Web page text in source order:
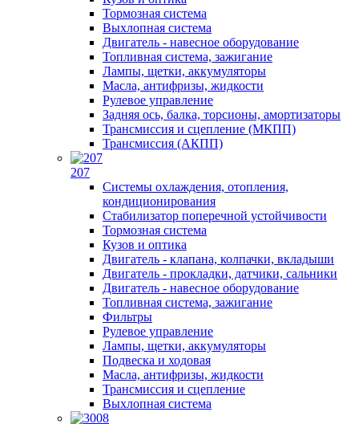
Тормозная система
Выхлопная система
Двигатель - навесное оборудование
Топливная система, зажигание
Лампы, щетки, аккумуляторы
Масла, антифризы, жидкости
Рулевое управление
Задняя ось, балка, торсионы, амортизаторы
Трансмиссия и сцепление (МКПП)
Трансмиссия (АКПП)
207
Системы охлаждения, отопления,
кондиционирования
Стабилизатор поперечной устойчивости
Тормозная система
Кузов и оптика
Двигатель - клапана, колпачки, вкладыши
Двигатель - прокладки, датчики, сальники
Двигатель - навесное оборудование
Топливная система, зажигание
Фильтры
Рулевое управление
Лампы, щетки, аккумуляторы
Подвеска и ходовая
Масла, антифризы, жидкости
Трансмиссия и сцепление
Выхлопная система